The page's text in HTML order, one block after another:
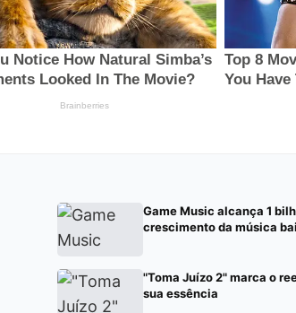
Game Music alcança 1
crescimento da música
"Toma Juízo 2" marca o
sua essência